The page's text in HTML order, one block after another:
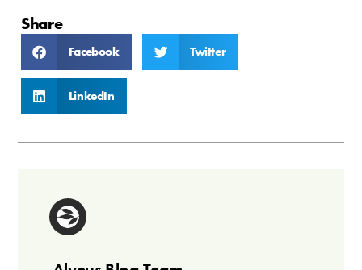
Share
Facebook Twitter
LinkedIn